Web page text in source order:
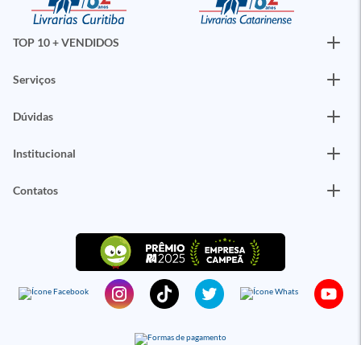
TOP 10 + VENDIDOS
Serviços
Dúvidas
Institucional
Contatos